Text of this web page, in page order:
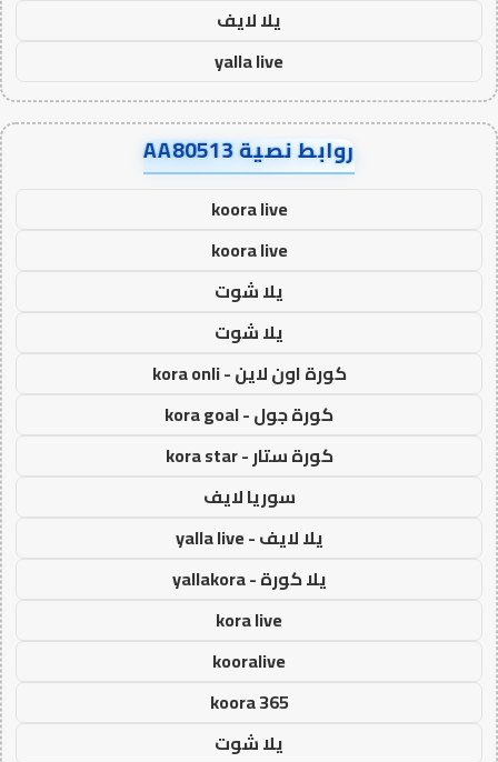
يلا لايف
yalla live
روابط نصية AA80513
koora live
koora live
يلا شوت
يلا شوت
كورة اون لاين - kora onli
كورة جول - kora goal
كورة ستار - kora star
سوريا لايف
يلا لايف - yalla live
يلا كورة - yallakora
kora live
kooralive
koora 365
يلا شوت